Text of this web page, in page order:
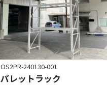
OS2PR-240130-001
パレットラック